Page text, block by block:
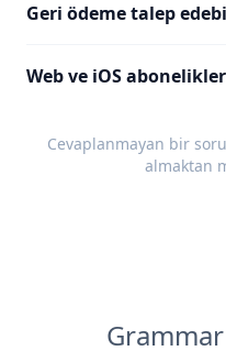
Geri ödeme talep
Web ve iOS
Cevaplanmayan bir
almaktan